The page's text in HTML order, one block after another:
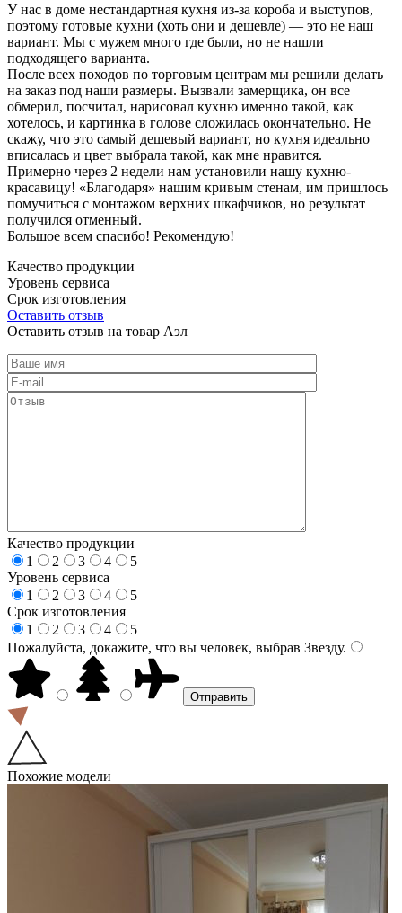
У нас в доме нестандартная кухня из-за короба и выступов,
поэтому готовые кухни (хоть они и дешевле) — это не наш
вариант. Мы с мужем много где были, но не нашли
подходящего варианта.
После всех походов по торговым центрам мы решили делать
на заказ под наши размеры. Вызвали замерщика, он все
обмерил, посчитал, нарисовал кухню именно такой, как
хотелось, и картинка в голове сложилась окончательно. Не
скажу, что это самый дешевый вариант, но кухня идеально
вписалась и цвет выбрала такой, как мне нравится.
Примерно через 2 недели нам установили нашу кухню-
красавицу! «Благодаря» нашим кривым стенам, им пришлось
помучиться с монтажом верхних шкафчиков, но результат
получился отменный.
Большое всем спасибо! Рекомендую!
Качество продукции
Уровень сервиса
Срок изготовления
Оставить отзыв
Оставить отзыв на товар Аэл
Качество продукции
1
2 3 4
5
Уровень сервиса
1
2 3 4
5
Срок изготовления
1
2 3 4
5
Пожалуйста, докажите, что вы человек, выбрав Звезду.
Похожие модели